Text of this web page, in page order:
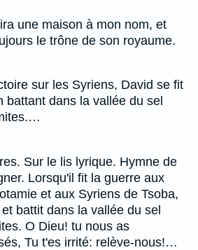
une maison à mon nom, et
le trône de son royaume.
sur les Syriens, David se fit
battant dans la vallée du sel
Sur le lis lyrique. Hymne de
Lorsqu'il fit la guerre aux
et aux Syriens de Tsoba,
battit dans la vallée du sel
O Dieu! tu nous as
Tu t'es irrité: relève-nous!…